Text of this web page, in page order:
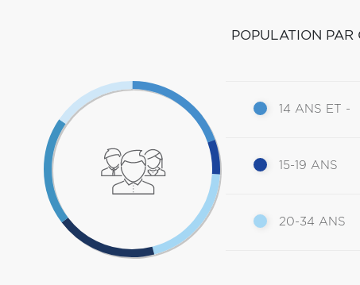
POPULATION PAR
14 ANS ET -
15-19 ANS
20-34 ANS